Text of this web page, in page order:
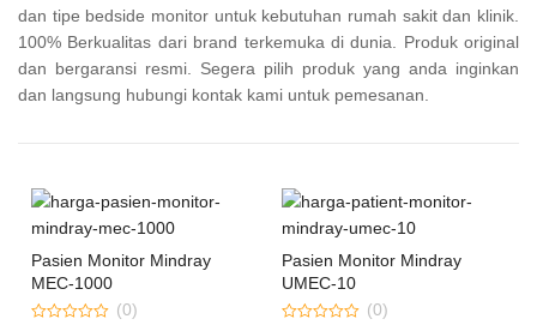
dan tipe bedside monitor untuk kebutuhan rumah sakit dan klinik.
100% Berkualitas dari brand terkemuka di dunia. Produk original
dan bergaransi resmi. Segera pilih produk yang anda inginkan
dan langsung hubungi kontak kami untuk pemesanan.
Pasien Monitor Mindray
MEC-1000
(0)
Pasien Monitor Mindray
UMEC-10
(0)